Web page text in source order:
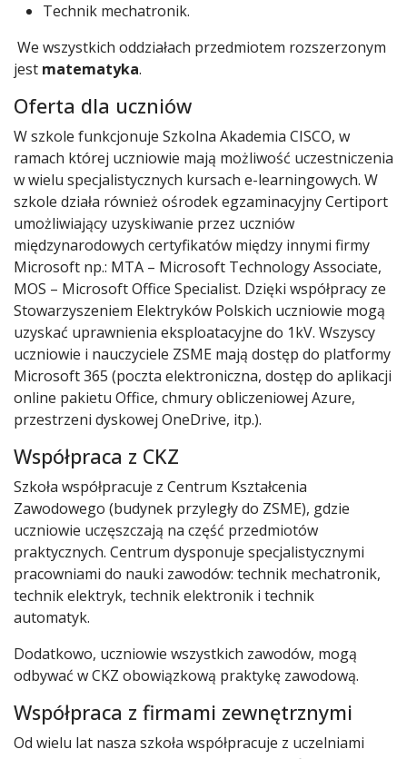
Technik mechatronik.
We wszystkich oddziałach przedmiotem rozszerzonym
jest matematyka.
Oferta dla uczniów
W szkole funkcjonuje Szkolna Akademia CISCO, w
ramach której uczniowie mają możliwość uczestniczenia
w wielu specjalistycznych kursach e-learningowych. W
szkole działa również ośrodek egzaminacyjny Certiport
umożliwiający uzyskiwanie przez uczniów
międzynarodowych certyfikatów między innymi firmy
Microsoft np.: MTA – Microsoft Technology Associate,
MOS – Microsoft Office Specialist. Dzięki współpracy ze
Stowarzyszeniem Elektryków Polskich uczniowie mogą
uzyskać uprawnienia eksploatacyjne do 1kV. Wszyscy
uczniowie i nauczyciele ZSME mają dostęp do platformy
Microsoft 365 (poczta elektroniczna, dostęp do aplikacji
online pakietu Office, chmury obliczeniowej Azure,
przestrzeni dyskowej OneDrive, itp.).
Współpraca z CKZ
Szkoła współpracuje z Centrum Kształcenia
Zawodowego (budynek przyległy do ZSME), gdzie
uczniowie uczęszczają na część przedmiotów
praktycznych. Centrum dysponuje specjalistycznymi
pracowniami do nauki zawodów: technik mechatronik,
technik elektryk, technik elektronik i technik
automatyk.
Dodatkowo, uczniowie wszystkich zawodów, mogą
odbywać w CKZ obowiązkową praktykę zawodową.
Współpraca z firmami zewnętrznymi
Od wielu lat nasza szkoła współpracuje z uczelniami